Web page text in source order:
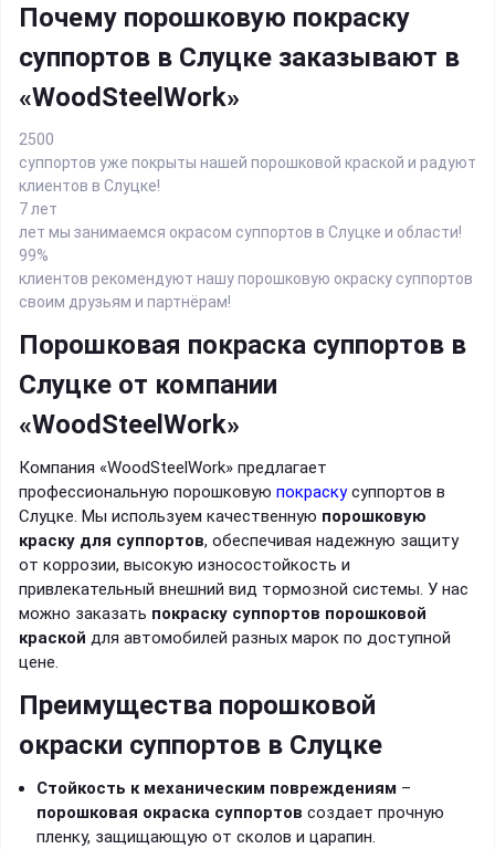
Почему порошковую покраску
суппортов в Слуцке заказывают в
«WoodSteelWork»
2500
суппортов уже покрыты нашей порошковой краской и радуют
клиентов в Слуцке!
7 лет
лет мы занимаемся окрасом суппортов в Слуцке и области!
99%
клиентов рекомендуют нашу порошковую окраску суппортов
своим друзьям и партнёрам!
Порошковая покраска суппортов в
Слуцке от компании
«WoodSteelWork»
Компания «WoodSteelWork» предлагает
профессиональную порошковую покраскусуппортов в
Слуцке. Мы используем качественную порошковую
краску для суппортов, обеспечивая надежную защиту
от коррозии, высокую износостойкость и
привлекательный внешний вид тормозной системы. У нас
можно заказать покраску суппортов порошковой
краской для автомобилей разных марок по доступной
цене.
Преимущества порошковой
окраски суппортов в Слуцке
Стойкость к механическим повреждениям –
порошковая окраска суппортов создает прочную
пленку, защищающую от сколов и царапин.